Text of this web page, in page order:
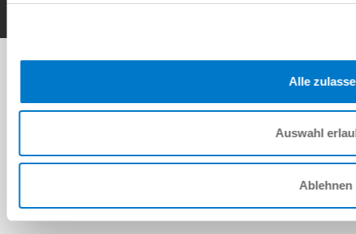
Alle
Auswahl
Ablehnen